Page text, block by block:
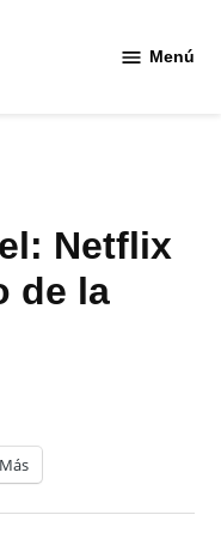
Menú
Netflix
de la
Más